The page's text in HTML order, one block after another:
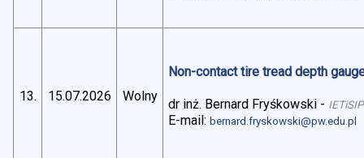
13. 15.07.2026 Wolny
Non-contact tire tread depth
dr inż. Bernard Fryśkowski - IETiSIP
E-mail:bernard.fryskowski@pw.edu.pl